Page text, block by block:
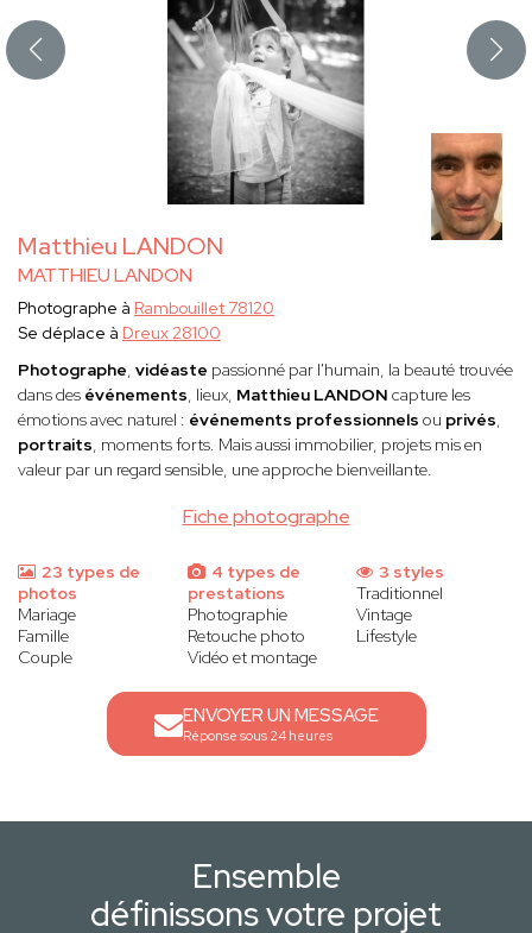
Matthieu LANDON
MATTHIEU LANDON
Fiche photographe
Photographe à Rambouillet 78120
Se déplace à Dreux 28100
Photographe, vidéaste passionné par l'humain, la beauté trouvée
dans des événements, lieux, Matthieu LANDON capture les
émotions avec naturel : événements professionnels ou privés,
portraits, moments forts. Mais aussi immobilier, projets mis en
valeur par un regard sensible, une approche bienveillante.
23 types de
photos
Mariage
Famille
Couple
4 types de
prestations
Photographie
Retouche photo
Vidéo et montage
3 styles
Traditionnel
Vintage
Lifestyle
ENVOYER UN MESSAGE
Réponse sous 24 heures
Ensemble
définissons votre projet